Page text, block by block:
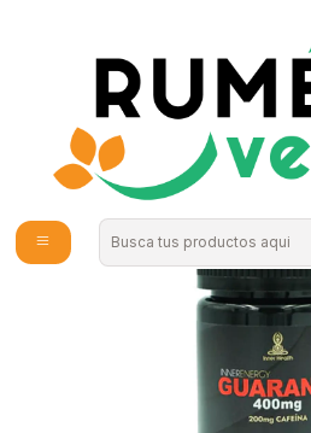
Envío gratis por compras sobre los